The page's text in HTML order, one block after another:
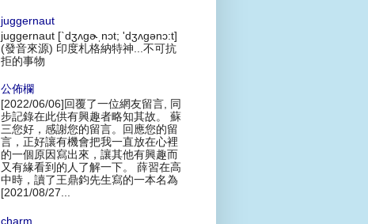
juggernaut
juggernaut [`dʒʌgɚˌnɔt; 'dʒʌgənɔ:t]
(發音來源) 印度札格納特神...不可抗
拒的事物
公佈欄
[2022/06/06]回覆了一位網友留言, 同
步記錄在此供有興趣者略知其故。 蘇
三您好，感謝您的留言。回應您的留
言，正好讓有機會把我一直放在心裡
的一個原因寫出來，讓其他有興趣而
又有緣看到的人了解一下。 薛習在高
中時，讀了王鼎鈞先生寫的一本名為
[2021/08/27...
charm